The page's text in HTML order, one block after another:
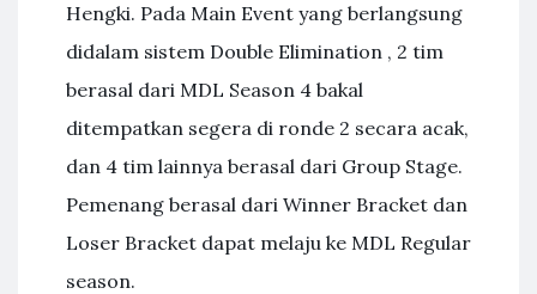
Hengki. Pada Main Event yang berlangsung
didalam sistem Double Elimination , 2 tim
berasal dari MDL Season 4 bakal
ditempatkan segera di ronde 2 secara acak,
dan 4 tim lainnya berasal dari Group Stage.
Pemenang berasal dari Winner Bracket dan
Loser Bracket dapat melaju ke MDL Regular
season.